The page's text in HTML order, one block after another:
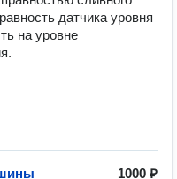
датчика уровня
на уровне
1000 ₽